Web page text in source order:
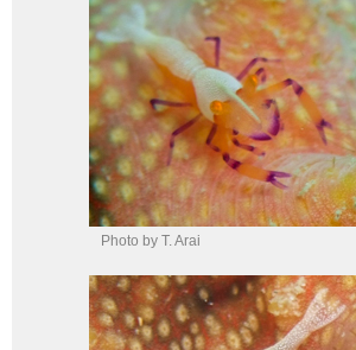
Photo by T. Arai